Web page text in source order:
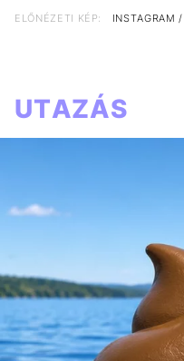
ELŐNÉZETI KÉP:
INSTAGRAM
UTAZÁS